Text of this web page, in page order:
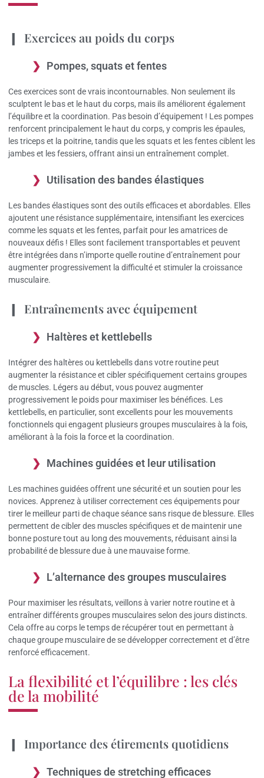
Exercices au poids du corps
Pompes, squats et fentes
Ces exercices sont de vrais incontournables. Non seulement ils
sculptent le bas et le haut du corps, mais ils améliorent également
l’équilibre et la coordination. Pas besoin d’équipement ! Les pompes
renforcent principalement le haut du corps, y compris les épaules,
les triceps et la poitrine, tandis que les squats et les fentes ciblent les
jambes et les fessiers, offrant ainsi un entraînement complet.
Utilisation des bandes élastiques
Les bandes élastiques sont des outils efficaces et abordables. Elles
ajoutent une résistance supplémentaire, intensifiant les exercices
comme les squats et les fentes, parfait pour les amatrices de
nouveaux défis ! Elles sont facilement transportables et peuvent
être intégrées dans n’importe quelle routine d’entraînement pour
augmenter progressivement la difficulté et stimuler la croissance
musculaire.
Entraînements avec équipement
Haltères et kettlebells
Intégrer des haltères ou kettlebells dans votre routine peut
augmenter la résistance et cibler spécifiquement certains groupes
de muscles. Légers au début, vous pouvez augmenter
progressivement le poids pour maximiser les bénéfices. Les
kettlebells, en particulier, sont excellents pour les mouvements
fonctionnels qui engagent plusieurs groupes musculaires à la fois,
améliorant à la fois la force et la coordination.
Machines guidées et leur utilisation
Les machines guidées offrent une sécurité et un soutien pour les
novices. Apprenez à utiliser correctement ces équipements pour
tirer le meilleur parti de chaque séance sans risque de blessure. Elles
permettent de cibler des muscles spécifiques et de maintenir une
bonne posture tout au long des mouvements, réduisant ainsi la
probabilité de blessure due à une mauvaise forme.
L’alternance des groupes musculaires
Pour maximiser les résultats, veillons à varier notre routine et à
entraîner différents groupes musculaires selon des jours distincts.
Cela offre au corps le temps de récupérer tout en permettant à
chaque groupe musculaire de se développer correctement et d’être
renforcé efficacement.
La flexibilité et l’équilibre : les clés
de la mobilité
Importance des étirements quotidiens
Techniques de stretching efficaces